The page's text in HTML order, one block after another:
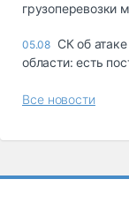
грузоперевозки
05.08 СК об
области: есть
Все новости